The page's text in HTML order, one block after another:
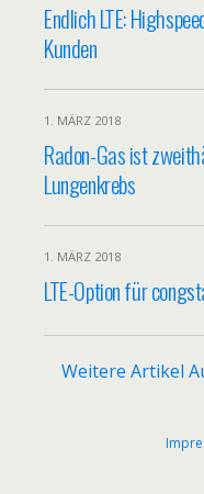
Endlich LTE:
Kunden
1. MÄRZ 2018
Radon-Gas ist
Lungenkrebs
1. MÄRZ 2018
LTE-Option für
Weitere Artikel